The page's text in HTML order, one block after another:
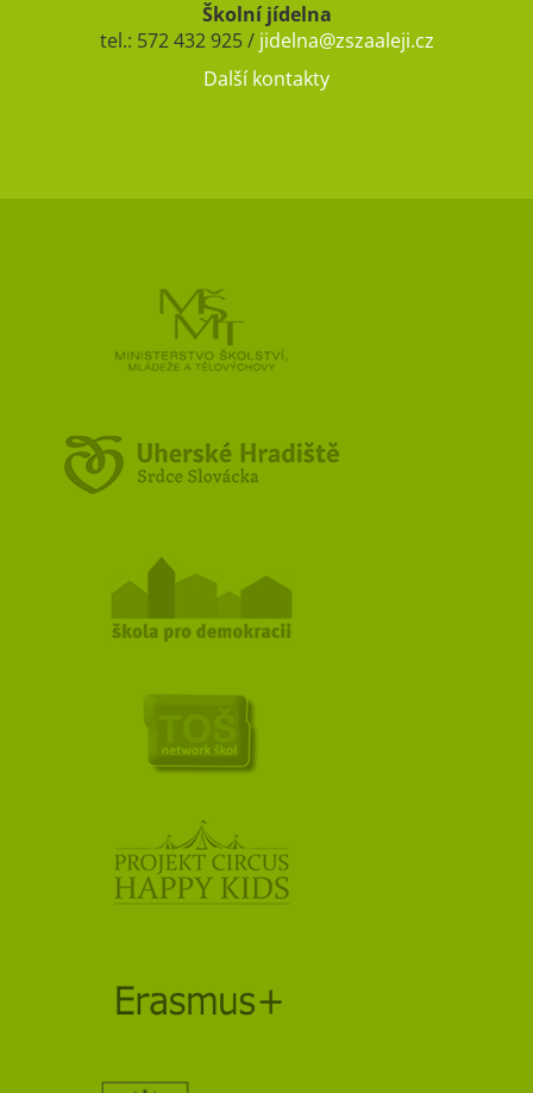
Školní jídelna
tel.: 572 432 925 / jidelna@zszaaleji.cz
Další kontakty